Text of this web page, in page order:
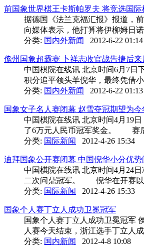
前国象世界棋王卡斯帕罗夫 将竞选国
据德国《法兰克福汇报》报道，
向媒体表示，他打算将伊柳姆日
分类: 国内外新闻 2012-6-22 01:14
儋州国象超霸赛 卜祥志收官战告捷后
中国棋院在线讯 北京时间6月7日
积分追平领头羊倪华，最终凭借
分类: 国内外新闻 2012-6-22 01:13
国象女子名人赛闭幕 赵雪夺冠期望为
中国棋院在线讯 北京时间4月19
了6万元人民币冠军奖金。 赛
分类: 国际新闻 2012-4-26 15:34
迪拜国象公开赛闭幕 中国倪华小分优
中国棋院在线讯 北京时间4月24
二次问鼎冠军。 倪华在开赛以
分类: 国际新闻 2012-4-26 15:33
国象个人赛丁立人成功卫冕冠军
国象个人赛丁立人成功卫冕冠军
人赛今天结束，浙江选手丁立人
分类: 国内新闻 2012-4-8 10:08